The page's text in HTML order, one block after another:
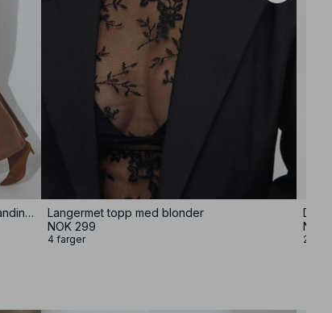
Oversized strikket genser i alpakka-blanding med rund hals
Langermet topp med blonder
NOK 299
4 farger
NOK
2